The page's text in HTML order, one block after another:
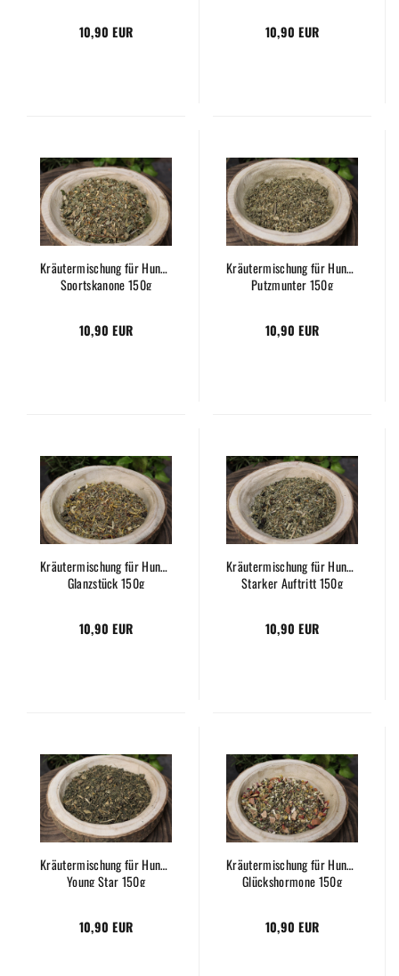
10,90 EUR 10,90 EUR
Kräutermischung für Hunde
Sportskanone 150g
10,90 EUR
Kräutermischung für Hunde
Putzmunter 150g
10,90 EUR
Kräutermischung für Hunde
Glanzstück 150g
10,90 EUR
Kräutermischung für Hunde
Starker Auftritt 150g
10,90 EUR
Kräutermischung für Hunde
Young Star 150g
10,90 EUR
Kräutermischung für Hunde
Glückshormone 150g
10,90 EUR